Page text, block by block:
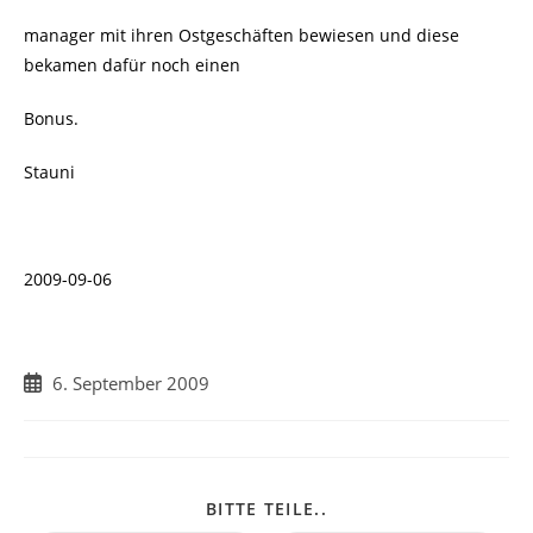
manager mit ihren Ostgeschäften bewiesen und diese
bekamen dafür noch einen
Bonus.
Stauni
2009-09-06
Beitrag6. September 2009
BITTE TEILE..